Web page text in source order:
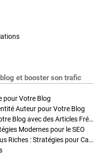
et booster son trafic
pour Votre Blog
Auteur pour Votre Blog
Stratégies de Publication : Boostez Votre Blog avec des Articles Fréquents et Exclusifs
Modernes pour le SEO
Enrichir Vos Articles avec des Contenus Riches : Stratégies pour Captiver et Optimiser